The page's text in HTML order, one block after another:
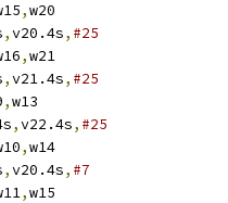
,w20
,v20.4s, #25
,w21
,v21.4s, #25
,w13
,v22.4s, #25
,w14
,v20.4s, #7
,w15